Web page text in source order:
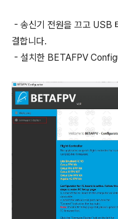
- 송신기 전원을 끄고 USB
결합니다.
- 설치한 BETAFPV